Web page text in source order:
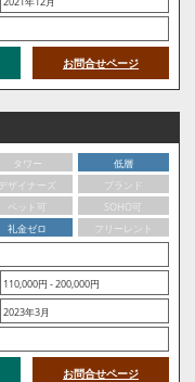
お問合せページ
タワー
低層
デザイナーズ
ブランド
ペット可
SOHO可
礼金ゼロ
フリーレント
110,000円 - 200,000円
2023年3月
お問合せページ